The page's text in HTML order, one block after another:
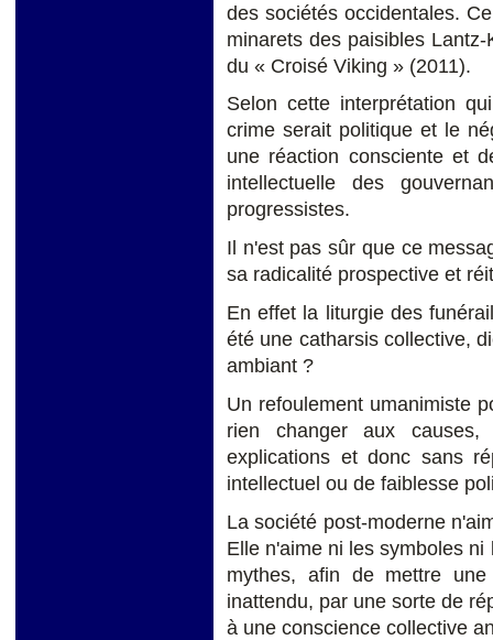
des sociétés occidentales.
minarets des paisibles
du « Croisé Viking » (2011).
Selon cette interprétation
crime serait politique et le
une réaction consciente et
intellectuelle des
progressistes.
Il n'est pas sûr que ce
sa radicalité prospective et
En effet la liturgie des
été une catharsis collective,
ambiant ?
Un refoulement umanimiste
rien changer aux
explications et donc sans
intellectuel ou de faiblesse
La société post-moderne
Elle n'aime ni les symboles
mythes, afin de mettre
inattendu, par une sorte de
à une conscience collective